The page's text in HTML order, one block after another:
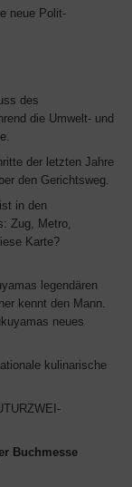
neue Polit-
des
die Umwelt- und
der letzten Jahre
den Gerichtsweg.
in den
Zug, Metro,
Karte?
legendären
kennt den Mann.
neues
kulinarische
Buchmesse